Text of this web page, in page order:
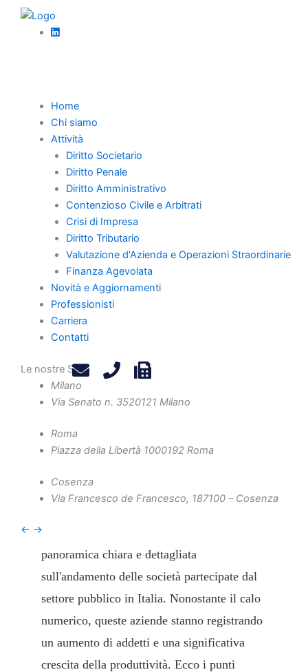
Home
Chi siamo
Attività
Diritto Societario
Diritto Penale
Diritto Amministrativo
Contenzioso Civile e Arbitrati
Crisi di Impresa
Diritto Tributario
Valutazione d'Azienda e Operazioni Straordinarie
Finanza Agevolata
Novità e Aggiornamenti
Professionisti
Carriera
Contatti
Le nostre Sedi
Milano
Via Senato n. 3520121 Milano
Roma
Piazza della Libertà 1000192 Roma
Cosenza
Via Francesco de Francesco, 187100 – Cosenza
← →
Le partecipate
pubbliche in Italia:
tra crescita e
trasformazione
Le partecipate pubbliche stanno dimostrando di
essere un pilastro strategico per lo sviluppo
economico e occupazionale del Paese.
Il rapporto tra CCII e Tusp è stato oggetto di
una tavola rotonda coordinata da Marco
Ferrara il 10 e 11 ottobre, che ha trattato i
amministratori, sindaci e soc
L'ultimo report dell'Istat ci offre una
panoramica chiara e dettagliata
sull'andamento delle società partecipate dal
settore pubblico in Italia. Nonostante il calo
numerico, queste aziende stanno registrando
un aumento di addetti e una significativa
crescita della produttività. Ecco i punti